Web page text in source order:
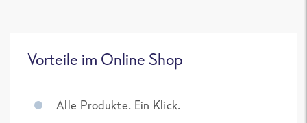
Vorteile im Online Shop
Alle Produkte. Ein Klick.